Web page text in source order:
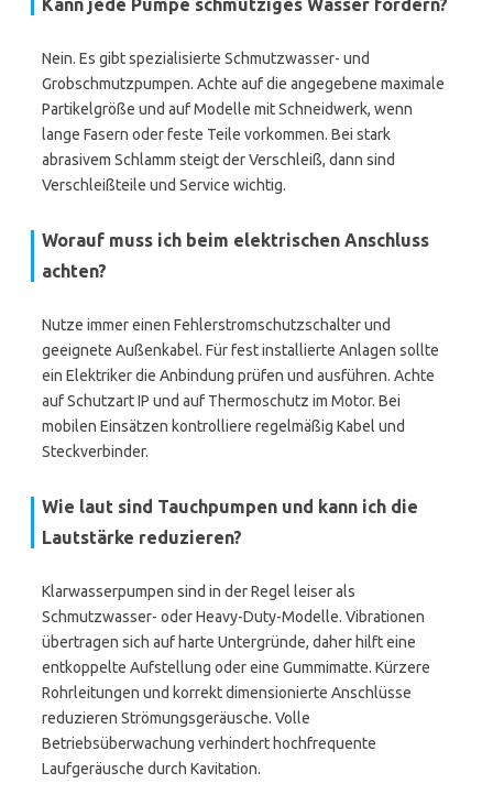
Kann jede Pumpe schmutziges Wasser fördern?
Nein. Es gibt spezialisierte Schmutzwasser- und
Grobschmutzpumpen. Achte auf die angegebene maximale
Partikelgröße und auf Modelle mit Schneidwerk, wenn
lange Fasern oder feste Teile vorkommen. Bei stark
abrasivem Schlamm steigt der Verschleiß, dann sind
Verschleißteile und Service wichtig.
Worauf muss ich beim elektrischen Anschluss
achten?
Nutze immer einen Fehlerstromschutzschalter und
geeignete Außenkabel. Für fest installierte Anlagen sollte
ein Elektriker die Anbindung prüfen und ausführen. Achte
auf Schutzart IP und auf Thermoschutz im Motor. Bei
mobilen Einsätzen kontrolliere regelmäßig Kabel und
Steckverbinder.
Wie laut sind Tauchpumpen und kann ich die
Lautstärke reduzieren?
Klarwasserpumpen sind in der Regel leiser als
Schmutzwasser- oder Heavy-Duty-Modelle. Vibrationen
übertragen sich auf harte Untergründe, daher hilft eine
entkoppelte Aufstellung oder eine Gummimatte. Kürzere
Rohrleitungen und korrekt dimensionierte Anschlüsse
reduzieren Strömungsgeräusche. Volle
Betriebsüberwachung verhindert hochfrequente
Laufgeräusche durch Kavitation.